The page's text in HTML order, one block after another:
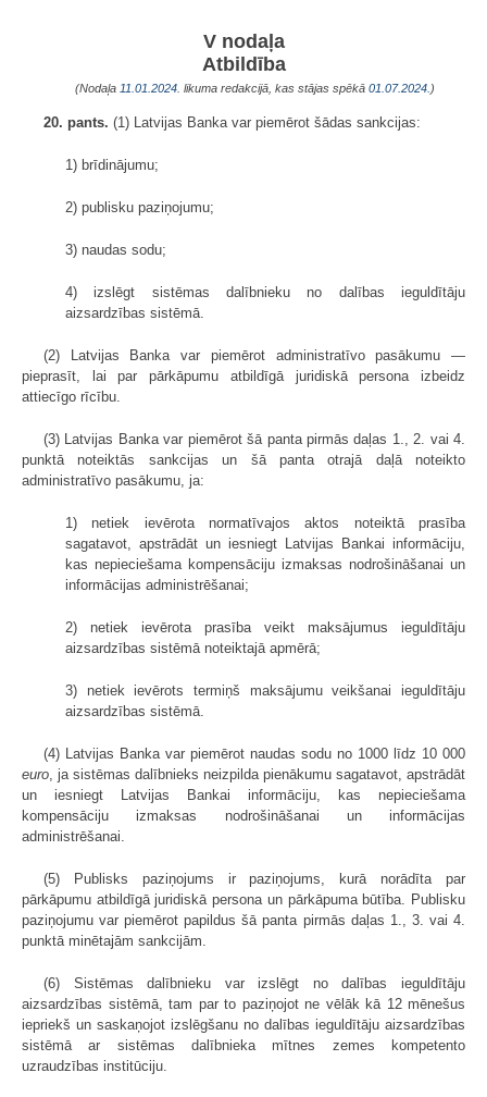
V nodaļa
Atbildība
(Nodaļa 11.01.2024. likuma redakcijā, kas stājas spēkā 01.07.2024. )
20. pants. (1) Latvijas Banka var piemērot šādas sankcijas:
1) brīdinājumu;
2) publisku paziņojumu;
3) naudas sodu;
4) izslēgt sistēmas dalībnieku no dalības ieguldītāju
aizsardzības sistēmā.
(2) Latvijas Banka var piemērot administratīvo pasākumu —
pieprasīt, lai par pārkāpumu atbildīgā juridiskā persona izbeidz
attiecīgo rīcību.
(3) Latvijas Banka var piemērot šā panta pirmās daļas 1., 2. vai 4.
punktā noteiktās sankcijas un šā panta otrajā daļā noteikto
administratīvo pasākumu, ja:
1) netiek ievērota normatīvajos aktos noteiktā prasība
sagatavot, apstrādāt un iesniegt Latvijas Bankai informāciju,
kas nepieciešama kompensāciju izmaksas nodrošināšanai un
informācijas administrēšanai;
2) netiek ievērota prasība veikt maksājumus ieguldītāju
aizsardzības sistēmā noteiktajā apmērā;
3) netiek ievērots termiņš maksājumu veikšanai ieguldītāju
aizsardzības sistēmā.
(4) Latvijas Banka var piemērot naudas sodu no 1000 līdz 10 000
euro, ja sistēmas dalībnieks neizpilda pienākumu sagatavot, apstrādāt
un iesniegt Latvijas Bankai informāciju, kas nepieciešama
kompensāciju izmaksas nodrošināšanai un informācijas
administrēšanai.
(5) Publisks paziņojums ir paziņojums, kurā norādīta par
pārkāpumu atbildīgā juridiskā persona un pārkāpuma būtība. Publisku
paziņojumu var piemērot papildus šā panta pirmās daļas 1., 3. vai 4.
punktā minētajām sankcijām.
(6) Sistēmas dalībnieku var izslēgt no dalības ieguldītāju
aizsardzības sistēmā, tam par to paziņojot ne vēlāk kā 12 mēnešus
iepriekš un saskaņojot izslēgšanu no dalības ieguldītāju aizsardzības
sistēmā ar sistēmas dalībnieka mītnes zemes kompetento
uzraudzības institūciju.